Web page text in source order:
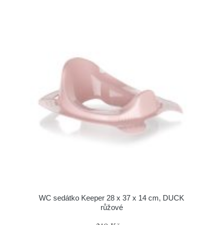
WC sedátko Keeper 28 x 37 x 14 cm, DUCK
růžové